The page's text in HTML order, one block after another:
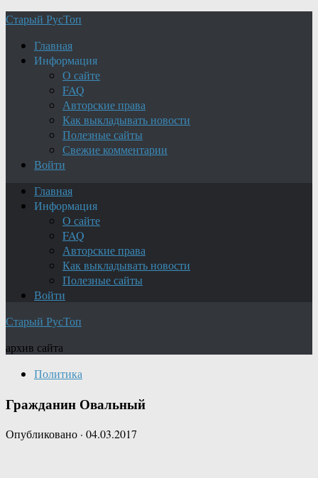
Старый РусТоп
Главная
Информация
О сайте
FAQ
Авторские права
Как выкладывать новости
Полезные сайты
Свежие комментарии
Войти
Главная
Информация
О сайте
FAQ
Авторские права
Как выкладывать новости
Полезные сайты
Войти
Старый РусТоп
архив сайта
Политика
Гражданин Овальный
Опубликовано · 04.03.2017